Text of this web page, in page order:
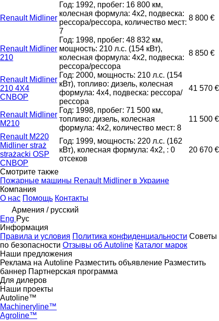
Renault Midliner
Год: 1992, пробег: 16 800 км,
колесная формула: 4x2, подвеска:
рессора/рессора, количество мест:
7
8 800 €
Renault Midliner
210
Год: 1998, пробег: 48 832 км,
мощность: 210 л.с. (154 кВт),
колесная формула: 4x2, подвеска:
рессора/рессора
8 850 €
Renault Midliner
210 4X4
CNBOP
Год: 2000, мощность: 210 л.с. (154
кВт), топливо: дизель, колесная
формула: 4x4, подвеска: рессора/
рессора
41 570 €
Renault Midliner
M210
Год: 1998, пробег: 71 500 км,
топливо: дизель, колесная
формула: 4x2, количество мест: 8
11 500 €
Renault M220
Midliner straż
strażacki OSP
CNBOP
Год: 1999, мощность: 220 л.с. (162
кВт), колесная формула: 4x2, : 0
отсеков
20 670 €
Смотрите также
Пожарные машины Renault Midliner в Украине
Компания
О нас Помощь Контакты
Армения / русский
Eng Рус
Информация
Правила и условия Политика конфиденциальности Советы
по безопасности Отзывы об Autoline Каталог марок
Наши предложения
Реклама на Autoline Разместить объявление Разместить
баннер Партнерская программа
Для дилеров
Наши проекты
Autoline™
Machineryline™
Agroline™